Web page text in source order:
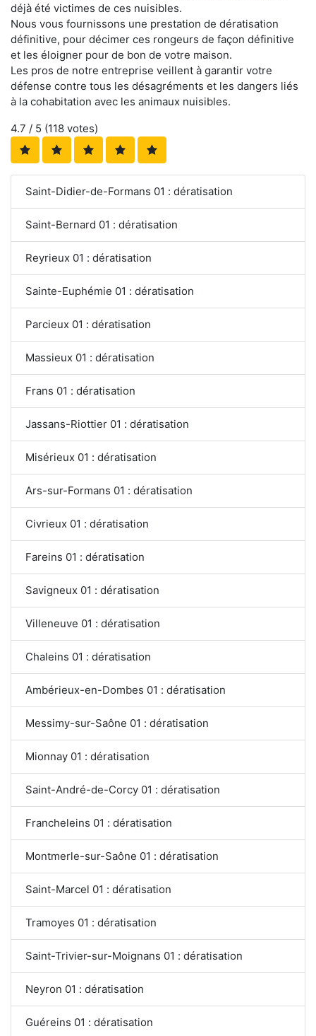
déjà été victimes de ces nuisibles.
Nous vous fournissons une prestation de dératisation
définitive, pour décimer ces rongeurs de façon définitive
et les éloigner pour de bon de votre maison.
Les pros de notre entreprise veillent à garantir votre
défense contre tous les désagréments et les dangers liés
à la cohabitation avec les animaux nuisibles.
4.7 / 5 (118 votes)
Saint-Didier-de-Formans 01 : dératisation
Saint-Bernard 01 : dératisation
Reyrieux 01 : dératisation
Sainte-Euphémie 01 : dératisation
Parcieux 01 : dératisation
Massieux 01 : dératisation
Frans 01 : dératisation
Jassans-Riottier 01 : dératisation
Misérieux 01 : dératisation
Ars-sur-Formans 01 : dératisation
Civrieux 01 : dératisation
Fareins 01 : dératisation
Savigneux 01 : dératisation
Villeneuve 01 : dératisation
Chaleins 01 : dératisation
Ambérieux-en-Dombes 01 : dératisation
Messimy-sur-Saône 01 : dératisation
Mionnay 01 : dératisation
Saint-André-de-Corcy 01 : dératisation
Francheleins 01 : dératisation
Montmerle-sur-Saône 01 : dératisation
Saint-Marcel 01 : dératisation
Tramoyes 01 : dératisation
Saint-Trivier-sur-Moignans 01 : dératisation
Neyron 01 : dératisation
Guéreins 01 : dératisation